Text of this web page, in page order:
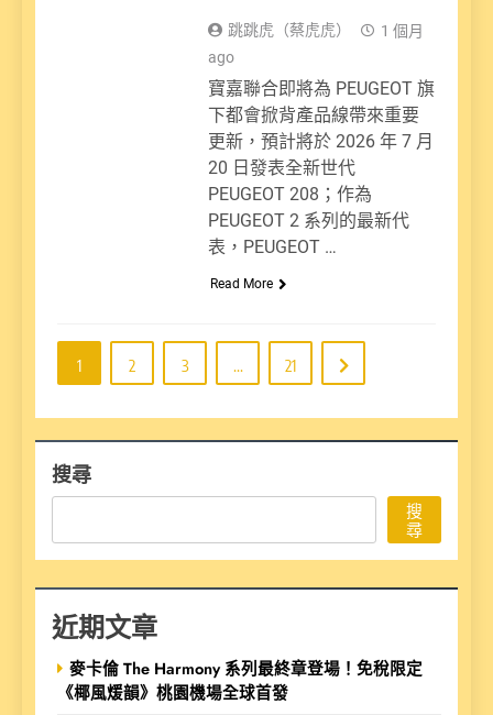
跳跳虎（蔡虎虎）
1 個月
ago
寶嘉聯合即將為 PEUGEOT 旗
下都會掀背產品線帶來重要
更新，預計將於 2026 年 7 月
20 日發表全新世代
PEUGEOT 208；作為
PEUGEOT 2 系列的最新代
表，PEUGEOT …
Read More
1 2 3 ... 21
搜尋
搜
尋
近期文章
麥卡倫 The Harmony 系列最終章登場！免稅限定
《椰風煖韻》桃園機場全球首發